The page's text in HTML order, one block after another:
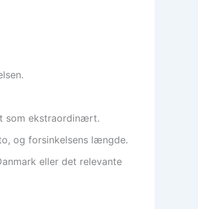
som ekstraordinært.
og forsinkelsens længde.
eller det relevante